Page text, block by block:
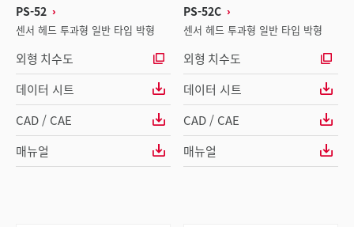
PS-52
센서 헤드 투과형 일반 타입 박형
외형 치수도
데이터 시트
CAD / CAE
매뉴얼
PS-52C
센서 헤드 투과형 일반 타입 박형
외형 치수도
데이터 시트
CAD / CAE
매뉴얼